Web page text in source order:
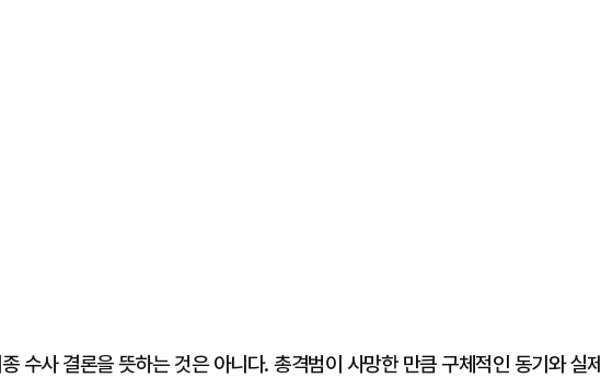
수사 결론을 뜻하는 것은 아니다. 총격범이 사망한 만큼 구체적인 동기와 실제